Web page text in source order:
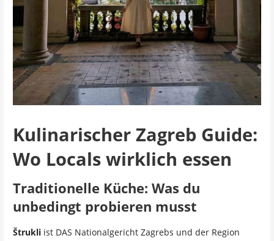
Kulinarischer Zagreb Guide:
Wo Locals wirklich essen
Traditionelle Küche: Was du
unbedingt probieren musst
Štrukliist DAS Nationalgericht Zagrebs und der Region